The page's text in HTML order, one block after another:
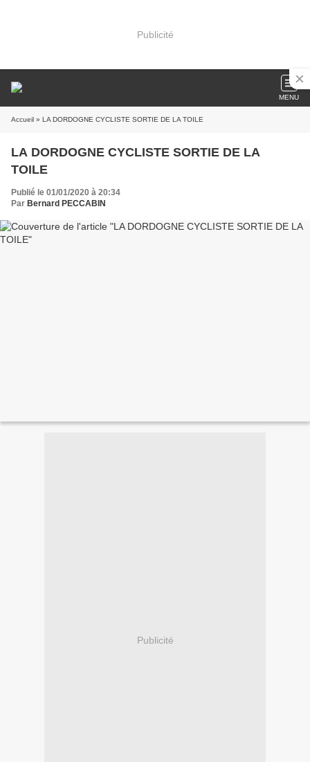
Publicité
MENU
Accueil » LA DORDOGNE CYCLISTE SORTIE DE LA TOILE
LA DORDOGNE CYCLISTE SORTIE DE LA
TOILE
Publié le 01/01/2020 à 20:34
Par Bernard PECCABIN
Publicité